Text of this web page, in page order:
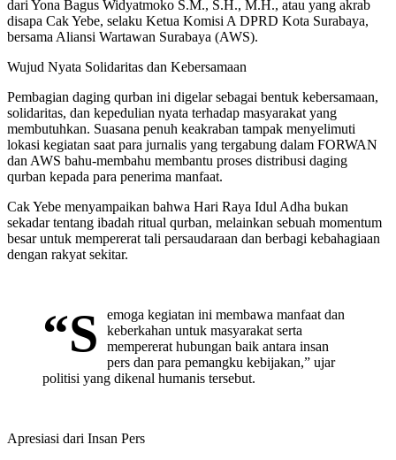
dari Yona Bagus Widyatmoko S.M., S.H., M.H., atau yang akrab
disapa Cak Yebe, selaku Ketua Komisi A DPRD Kota Surabaya,
bersama Aliansi Wartawan Surabaya (AWS).
Wujud Nyata Solidaritas dan Kebersamaan
Pembagian daging qurban ini digelar sebagai bentuk kebersamaan,
solidaritas, dan kepedulian nyata terhadap masyarakat yang
membutuhkan. Suasana penuh keakraban tampak menyelimuti
lokasi kegiatan saat para jurnalis yang tergabung dalam FORWAN
dan AWS bahu-membahu membantu proses distribusi daging
qurban kepada para penerima manfaat.
Cak Yebe menyampaikan bahwa Hari Raya Idul Adha bukan
sekadar tentang ibadah ritual qurban, melainkan sebuah momentum
besar untuk mempererat tali persaudaraan dan berbagi kebahagiaan
dengan rakyat sekitar.
“S
emoga kegiatan ini membawa manfaat dan
keberkahan untuk masyarakat serta
mempererat hubungan baik antara insan
pers dan para pemangku kebijakan,” ujar
politisi yang dikenal humanis tersebut.
Apresiasi dari Insan Pers